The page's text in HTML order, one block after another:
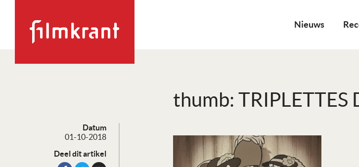
Nieuws
thumb: TRIPLETTES
Datum
01-10-2018
Deel dit artikel